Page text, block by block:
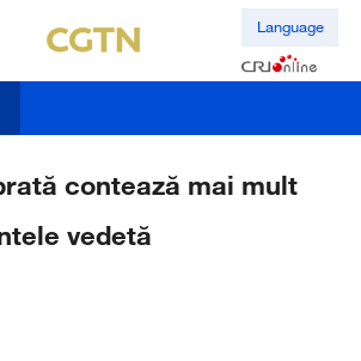
Language
contează mai mult
vedetă